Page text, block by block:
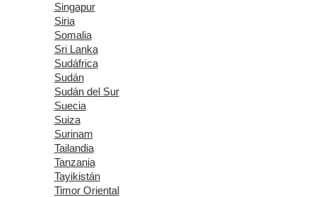
Singapur
Siria
Somalia
Sri Lanka
Sudáfrica
Sudán
Sudán del Sur
Suecia
Suiza
Surinam
Tailandia
Tanzania
Tayikistán
Timor Oriental